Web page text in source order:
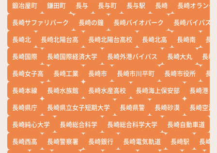
鍛冶屋町
鎌田町 長与 長与町 長与駅 長崎
長崎オランダ
長崎サファリパーク
長崎の鐘 長崎バイオパーク
長崎バイパス
長崎北
長崎北陽台高 長崎北陽台高校 長崎北高 長崎南
長
長崎国際
長崎国際経済大学 長崎外港バイパス 長崎大丸
長崎
長崎女子高
長崎工業 長崎市 長崎市川平町 長崎市役所
長
長崎本線
長崎水族館 長崎水産高校 長崎海上保安部
長崎港
長崎県庁
長崎県立女子短期大学 長崎県警 長崎砂漠
長崎空港
長崎純心大学
長崎総合科学 長崎総合科学大学 長崎自動車道
長崎西高
長崎警察署 長崎銀行 長崎電気軌道 長崎駅
長崎